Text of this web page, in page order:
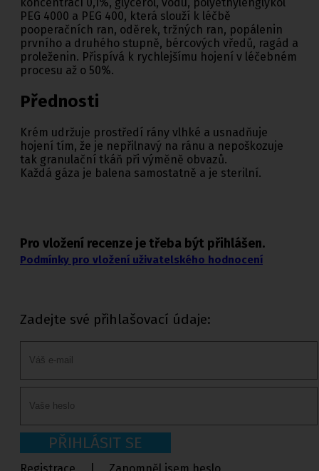
PEG 4000 a PEG 400, která slouží k léčbě
pooperačních ran, oděrek, tržných ran, popálenin
prvního a druhého stupně, bércových vředů, ragád a
proleženin. Přispívá k rychlejšímu hojení v léčebném
procesu až o 50%.
Přednosti
Krém udržuje prostředí rány vlhké a usnadňuje
hojení tím, že je nepřilnavý na ránu a nepoškozuje
tak granulační tkáň při výměně obvazů.
Každá gáza je balena samostatně a je sterilní.
Pro vložení recenze je třeba být přihlášen.
Podmínky pro vložení uživatelského hodnocení
Zadejte své přihlašovací údaje:
PŘIHLÁSIT SE